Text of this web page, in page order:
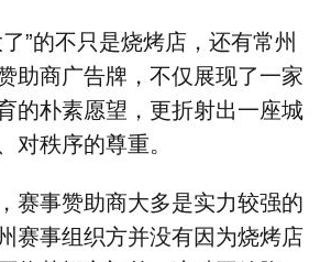
”的不只是烧烤店，还有常州
助商广告牌，不仅展现了一家
的朴素愿望，更折射出一座城
对秩序的尊重。
赛事赞助商大多是实力较强的
赛事组织方并没有因为烧烤店